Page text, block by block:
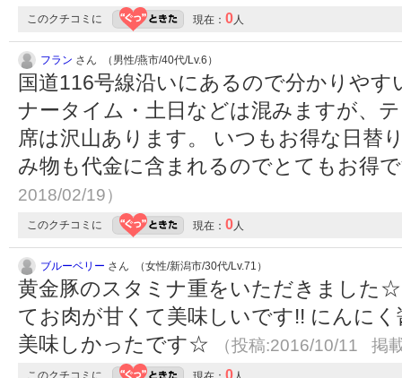
このクチコミに 現在： 0 人
フラン さん （男性/燕市/40代/Lv.6）
国道116号線沿いにあるので分かりや
ナータイム・土日などは混みますが、
席は沢山あります。 いつもお得な日替
み物も代金に含まれるのでとてもお得
2018/02/19）
このクチコミに 現在： 0 人
ブルーベリー さん （女性/新潟市/30代/Lv.71）
黄金豚のスタミナ重をいただきました
てお肉が甘くて美味しいです!! にんに
美味しかったです☆
（投稿:2016/10/11 掲
このクチコミに 0